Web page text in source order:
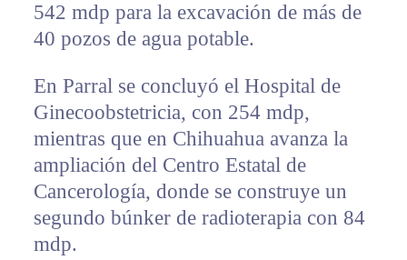
542 mdp para la excavación de más de
40 pozos de agua potable.
En Parral se concluyó el Hospital de
Ginecoobstetricia, con 254 mdp,
mientras que en Chihuahua avanza la
ampliación del Centro Estatal de
Cancerología, donde se construye un
segundo búnker de radioterapia con 84
mdp.